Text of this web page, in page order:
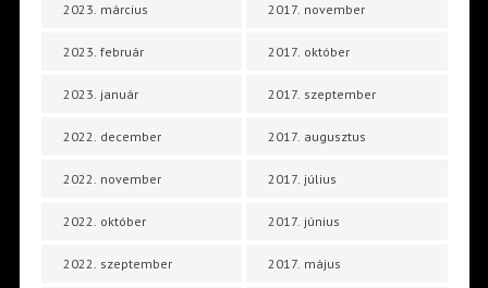
2023. március
2023. február
2023. január
2022. december
2022. november
2022. október
2022. szeptember
2017. november
2017. október
2017. szeptember
2017. augusztus
2017. július
2017. június
2017. május